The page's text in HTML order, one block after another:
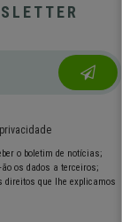
o boletim de notícias;
os dados a terceiros;
direitos que lhe explicamos